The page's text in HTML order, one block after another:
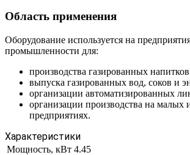
Область применения
Оборудование используется на
промышленности для:
производства газированных
выпуска газированных вод, соков и
организации автоматизированных
организации производства на малых
предприятиях.
Характеристики
Мощность, кВт 4.45